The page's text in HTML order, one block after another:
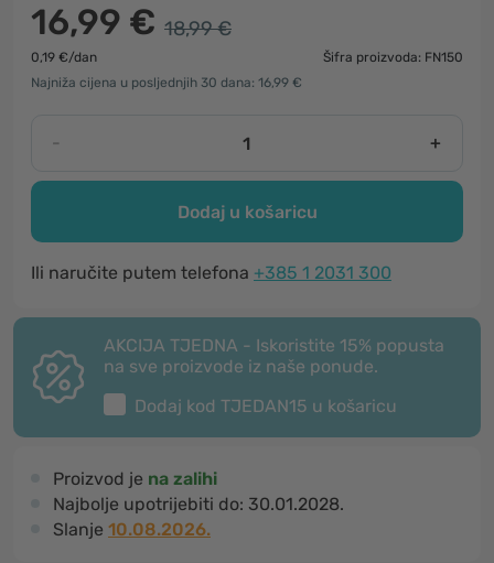
16,99 € 18,99 €
0,19 €/dan
Šifra proizvoda: FN150
Najniža cijena u posljednjih 30 dana: 16,99 €
- +
Dodaj u košaricu
Ili naručite putem telefona +385 1 2031 300
AKCIJA TJEDNA - Iskoristite 15% popusta
na sve proizvode iz naše ponude.
Dodaj kod TJEDAN15 u košaricu
Proizvod je na zalihi
Najbolje upotrijebiti do: 30.01.2028.
Slanje 10.08.2026.